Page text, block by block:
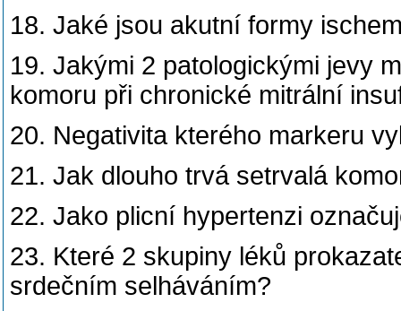
18. Jaké jsou akutní formy
19. Jakými 2 patologickými jevy
komoru při chronické mitrální
20. Negativita kterého markeru
21. Jak dlouho trvá setrvalá
22. Jako plicní hypertenzi
23. Které 2 skupiny léků
srdečním selháváním?